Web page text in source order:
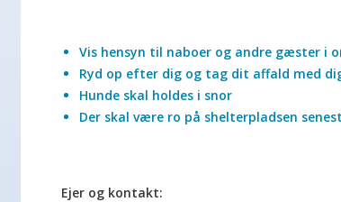
Vis hensyn til naboer og andre gæster i
Ryd op efter dig og tag dit affald med
Hunde skal holdes i snor
Der skal være ro på shelterpladsen
Ejer og kontakt: